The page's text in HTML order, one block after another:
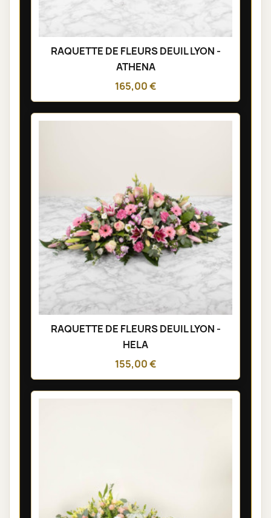
RAQUETTE DE FLEURS DEUIL LYON -
ATHENA
165,00 €
RAQUETTE DE FLEURS DEUIL LYON -
HELA
155,00 €